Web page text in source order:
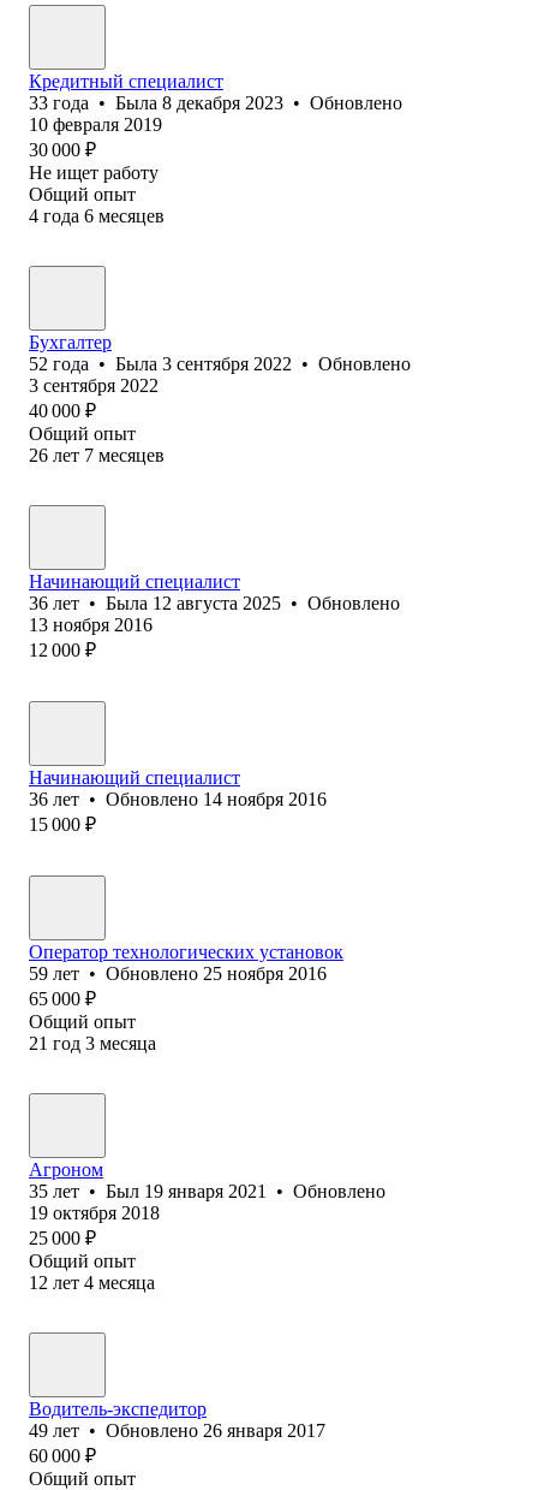
Кредитный специалист
33 года • Была 8 декабря 2023 • Обновлено
10 февраля 2019
30 000 ₽
Не ищет работу
Общий опыт
4 года 6 месяцев
Бухгалтер
52 года • Была 3 сентября 2022 • Обновлено
3 сентября 2022
40 000 ₽
Общий опыт
26 лет 7 месяцев
Начинающий специалист
36 лет • Была 12 августа 2025 • Обновлено
13 ноября 2016
12 000 ₽
Начинающий специалист
36 лет • Обновлено 14 ноября 2016
15 000 ₽
Оператор технологических установок
59 лет • Обновлено 25 ноября 2016
65 000 ₽
Общий опыт
21 год 3 месяца
Агроном
35 лет • Был 19 января 2021 • Обновлено
19 октября 2018
25 000 ₽
Общий опыт
12 лет 4 месяца
Водитель-экспедитор
49 лет • Обновлено 26 января 2017
60 000 ₽
Общий опыт